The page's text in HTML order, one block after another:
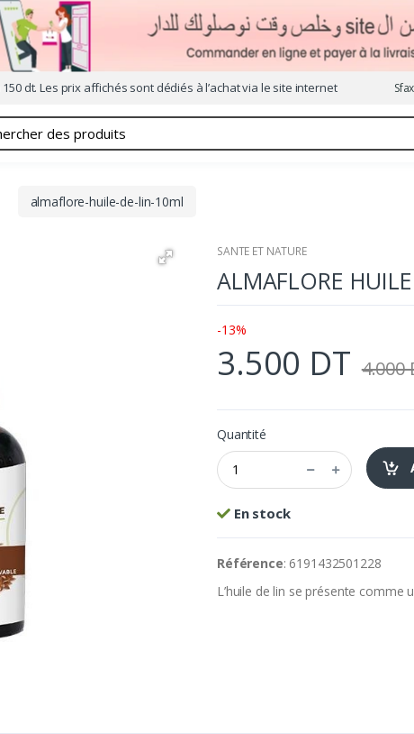
dt. Les prix affichés sont dédiés à l’achat via le site internet Sfax
almaflore-huile-de-lin-10ml
SANTE ET NATURE
ALMAFLORE
-13%
3.500 DT 4.000
Quantité
En stock
Référence: 6191432501228
L’huile de lin se présente comme